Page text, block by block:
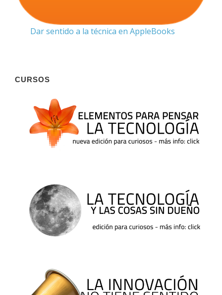
Dar sentido a la técnica en AppleBooks
CURSOS